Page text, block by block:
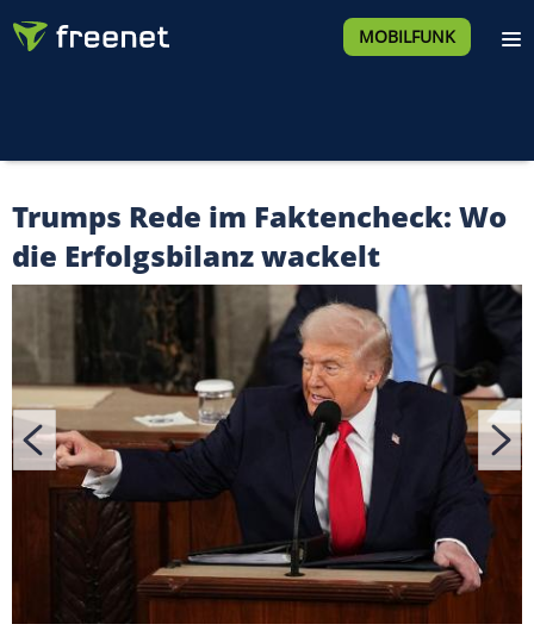
MOBILFUNK
Trumps Rede im Faktencheck: Wo
die Erfolgsbilanz wackelt